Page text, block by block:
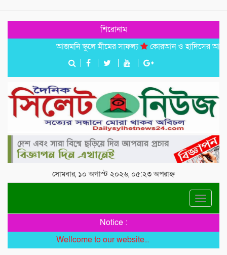
শিরোনাম
আজমনি স্কুলে মীমের সাফল্য
কোরআন ও হাদিসের আলোকে
সোমবার, ১০ অগাস্ট ২০২৬, ০৫:২৩ অপরাহ্ন
Toggle
Notice :
Wellcome to our website...